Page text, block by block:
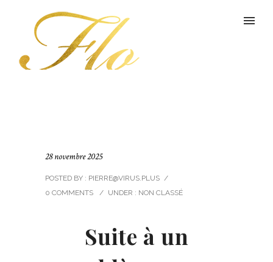
28 novembre 2025
POSTED BY : PIERRE@VIRUS.PLUS /
0 COMMENTS
/ UNDER : NON CLASSÉ
Suite à un